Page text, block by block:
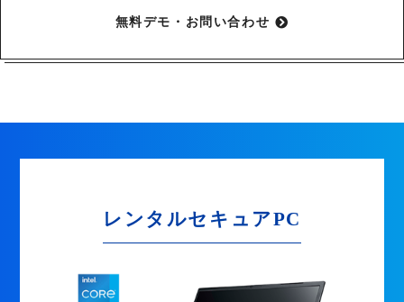
無料デモ・お問い合わせ
レンタルセキュアPC